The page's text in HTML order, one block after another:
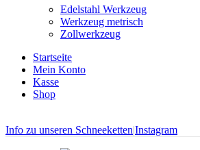
Edelstahl Werkzeug
Werkzeug metrisch
Zollwerkzeug
Startseite
Mein Konto
Kasse
Shop
Info zu unseren Schneeketten|Instagram